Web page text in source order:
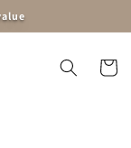
Cart